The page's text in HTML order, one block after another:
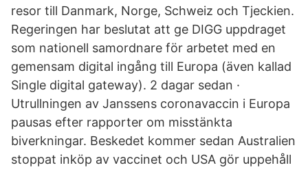
resor till Danmark, Norge, Schweiz och Tjeckien.
Regeringen har beslutat att ge DIGG uppdraget
som nationell samordnare för arbetet med en
gemensam digital ingång till Europa (även kallad
Single digital gateway). 2 dagar sedan ·
Utrullningen av Janssens coronavaccin i Europa
pausas efter rapporter om misstänkta
biverkningar. Beskedet kommer sedan Australien
stoppat inköp av vaccinet och USA gör uppehåll